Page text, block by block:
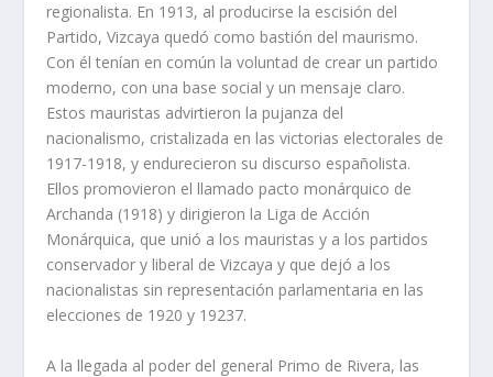
regionalista. En 1913, al producirse la escisión del
Partido, Vizcaya quedó como bastión del maurismo.
Con él tení­an en común la voluntad de crear un partido
moderno, con una base social y un mensaje claro.
Estos mauristas advirtieron la pujanza del
nacionalismo, cristalizada en las victorias electorales de
1917-1918, y endurecieron su discurso españolista.
Ellos promovieron el llamado pacto monárquico de
Archanda (1918) y dirigieron la Liga de Acción
Monárquica, que unió a los mauristas y a los partidos
conservador y liberal de Vizcaya y que dejó a los
nacionalistas sin representación parlamentaria en las
elecciones de 1920 y 19237.
A la llegada al poder del general Primo de Rivera, las